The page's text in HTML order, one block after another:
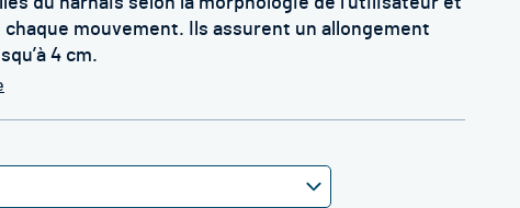
chaque mouvement. Ils assurent un allongement
4 cm.